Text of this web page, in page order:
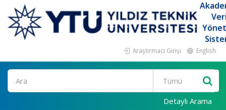
Araştırmacı Girişi English
Ara
Detaylı Arama